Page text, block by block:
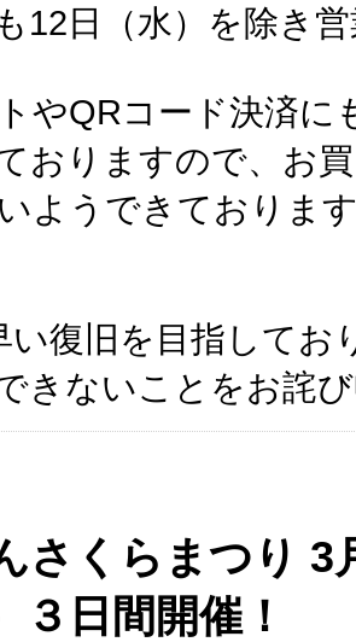
12日（水）を除き
やQRコード決済に
おりますので、お
ようできておりま
い復旧を目指してお
きないことをお詫
さくらまつり 3
３日間開催！